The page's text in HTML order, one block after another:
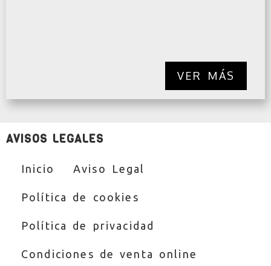
VER MÁS
AVISOS LEGALES
Aviso Legal
Política de cookies
Política de privacidad
Condiciones de venta online